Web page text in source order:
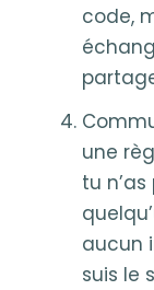
code,
une
tu
aucun
suis le